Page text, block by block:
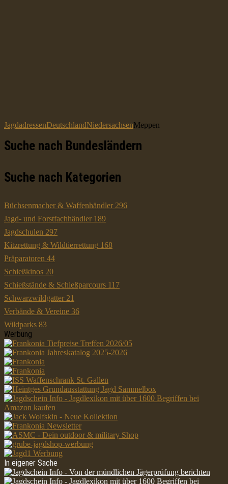
JagdadressenDeutschlandNiedersachsenMeppen
Suche nach Bundesländern
Suche nach Kategorien
Büchsenmacher & Waffenhändler 296
Jagd- und Forstfachhändler 189
Jagdschulen 297
Kitzrettung & Wildtierrettung 168
Präparatoren 44
Schießkinos 20
Schießstände & Schießparcours 117
Schwarzwildgatter 21
Verbände & Vereine 36
Wildparks 83
Werbung
In eigener Sache